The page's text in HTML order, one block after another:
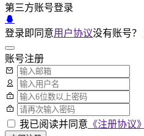
第三方账号登录
登录即同意用户协议没有账号？
账号注册
我已阅读并同意 《注册协议》